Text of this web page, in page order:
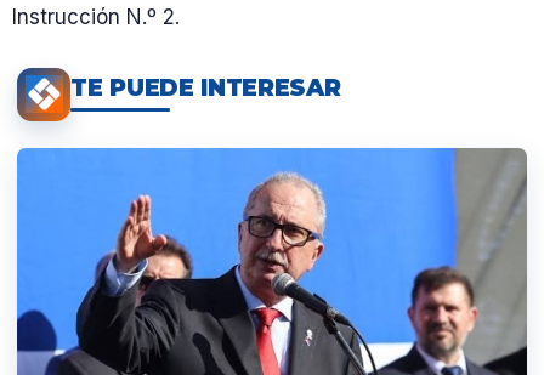
Instrucción N.º 2.
TE PUEDE INTERESAR